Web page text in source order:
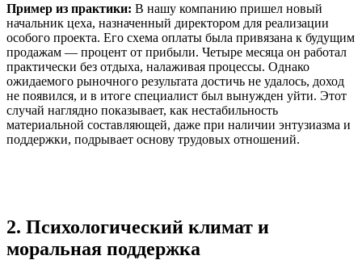
Пример из практики: В нашу компанию пришел новый
начальник цеха, назначенный директором для реализации
особого проекта. Его схема оплаты была привязана к будущим
продажам — процент от прибыли. Четыре месяца он работал
практически без отдыха, налаживая процессы. Однако
ожидаемого рыночного результата достичь не удалось, доход
не появился, и в итоге специалист был вынужден уйти. Этот
случай наглядно показывает, как нестабильность
материальной составляющей, даже при наличии энтузиазма и
поддержки, подрывает основу трудовых отношений.
2. Психологический климат и
моральная поддержка